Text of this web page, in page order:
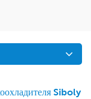
Siboly